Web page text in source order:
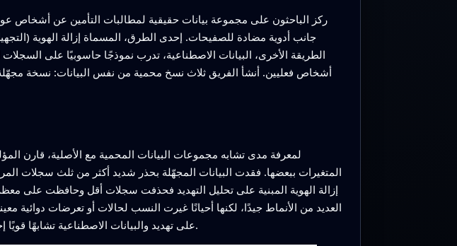
ركز الباحثون على مجموعة بيانات حقيقية لمطالبات التأمين عن أشخاص
جانب أدوية مضادة للصفيحات. إحدى الطرق، المسماة إزالة الهوية
الطريقة الأخرى، البيانات الاصطناعية، تدرب نموذجًا حاسوبيًا على
أشخاص فعليين. أنشأ الفريق ثلاث نسخ محمية من نفس البيانات: نسخة
لمعرفة مدى تشابه مجموعات البيانات المحمية مع الأصلية، قارن
المتغيرات ببعضها. فقدت البيانات المجهّلة بحذر شديد أكثر من ثلث سجلات
إزالة الهوية المبنية على تحليل التهديد فحذفت سجلات أقل وحافظت على
العديد من الأنماط جيدًا، لكنها أحيانًا غيرت النسب لحالات أو تعرضات دوائية
على تهديد والبيانات الاصطناعية تشابهًا قويًا إجماليًا مع البيانات الأصلية، بينما بدت النسخة المجهّلة الصارمة الأقل شبهاً بمصدر البيانات.